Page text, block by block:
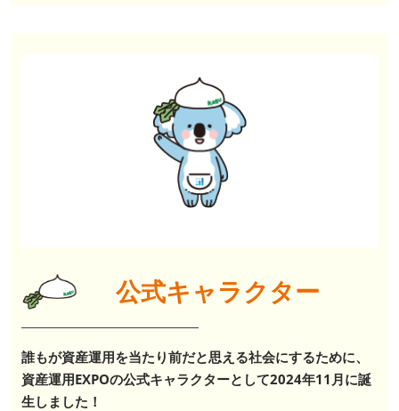
公式キャラクター
誰もが資産運用を当たり前だと思える社会にするために、
資産運用EXPOの公式キャラクターとして2024年11月に誕
生しました！